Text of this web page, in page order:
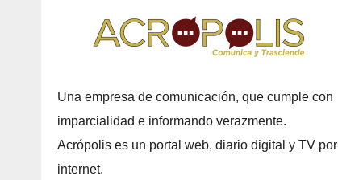
Una empresa de comunicación, que cumple con
imparcialidad e informando verazmente.
Acrópolis es un portal web, diario digital y TV por
internet.